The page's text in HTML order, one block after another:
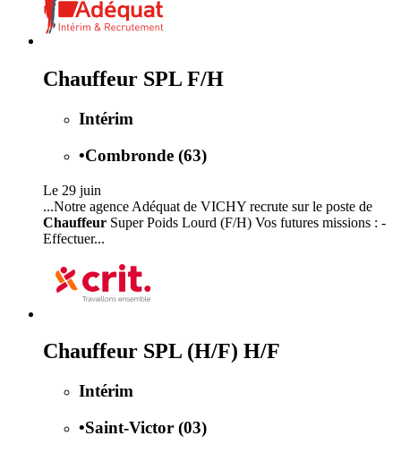
Chauffeur SPL F/H
Intérim
•Combronde (63)
Le 29 juin
...Notre agence Adéquat de VICHY recrute sur le poste de
Chauffeur Super Poids Lourd (F/H) Vos futures missions : -
Effectuer...
Chauffeur SPL (H/F) H/F
Intérim
•Saint-Victor (03)